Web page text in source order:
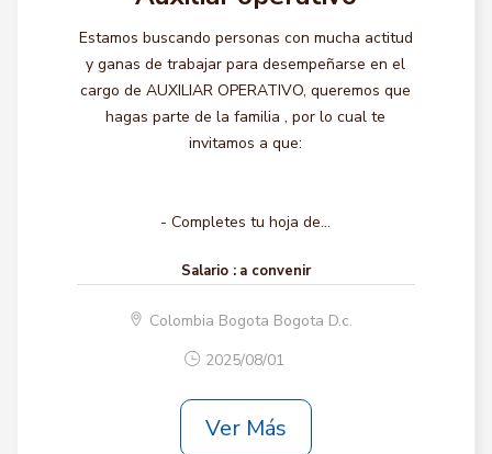
Estamos buscando personas con mucha actitud
y ganas de trabajar para desempeñarse en el
cargo de AUXILIAR OPERATIVO, queremos que
hagas parte de la familia , por lo cual te
invitamos a que:
- Completes tu hoja de...
Salario : a convenir
Colombia Bogota Bogota D.c.
2025/08/01
Ver Más